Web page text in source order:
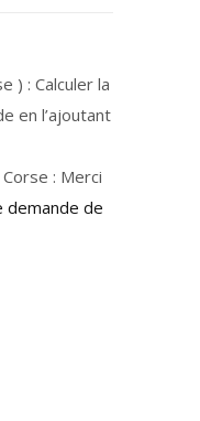
) : Calculer la
en l’ajoutant
: Merci
demande de